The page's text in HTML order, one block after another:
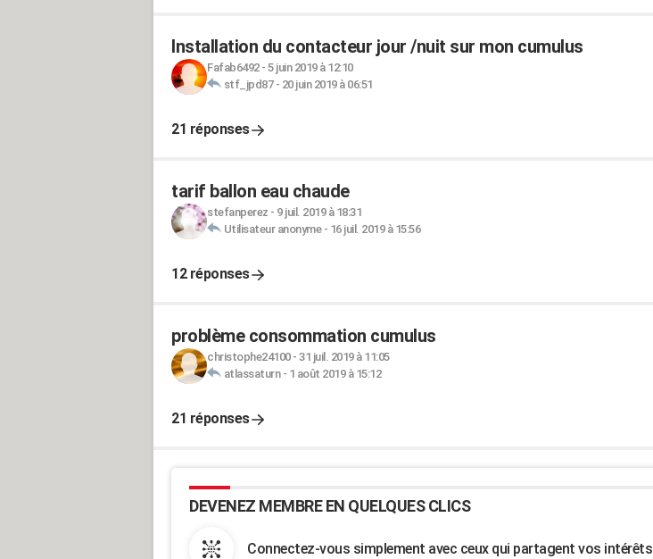
Installation du contacteur jour /nuit sur mon cumulus
Fafab6492- 5 juin 2019 à 12:10
stf_jpd87- 20 juin 2019 à 06:51
21 réponses
tarif ballon eau chaude
stefanperez - 9 juil. 2019 à 18:31
Utilisateur anonyme- 16 juil. 2019 à 15:56
12 réponses
problème consommation cumulus
christophe24100- 31 juil. 2019 à 11:05
atlassaturn- 1 août 2019 à 15:12
21 réponses
DEVENEZ MEMBRE EN QUELQUES CLICS
Connectez-vous simplement avec ceux qui partagent vos intérêts